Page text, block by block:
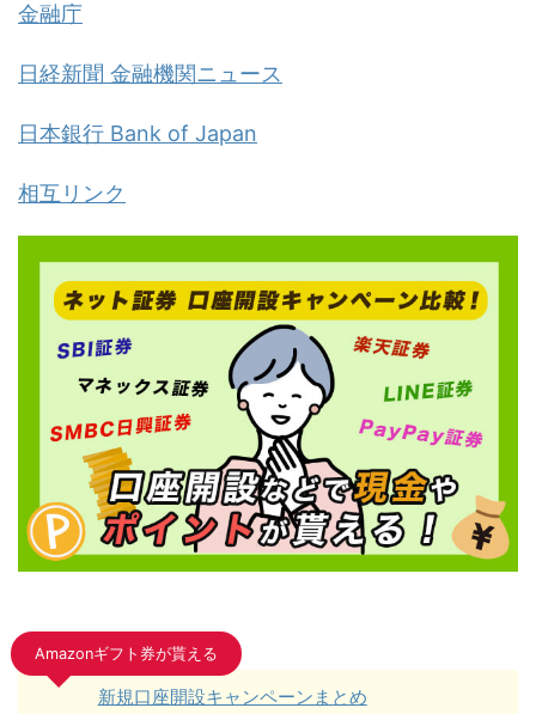
金融庁
日経新聞 金融機関ニュース
日本銀行 Bank of Japan
相互リンク
Amazonギフト券が貰える
新規口座開設キャンペーンまとめ